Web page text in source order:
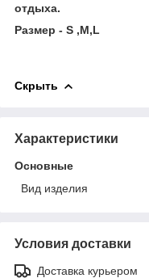
отдыха.
Размер - S ,М,L
Скрыть
Характеристики
Основные
Вид изделия
Условия доставки
Доставка курьером